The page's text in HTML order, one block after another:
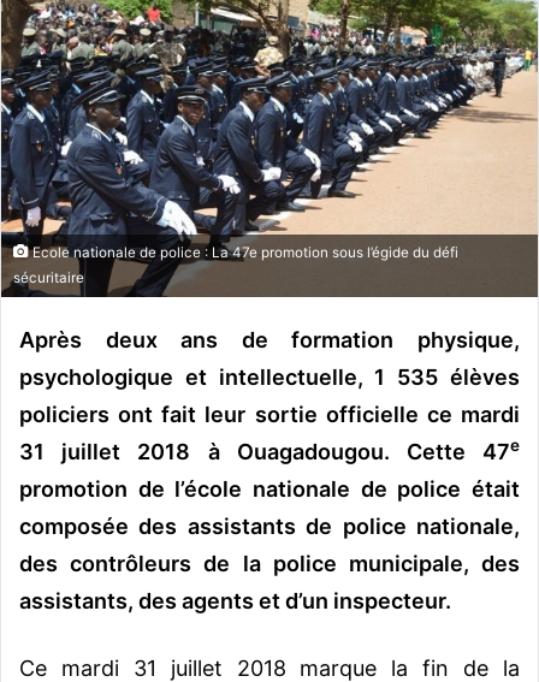
y
e
r
u
n
c
o
u
r
e
Ecole nationale de police : La 47e promotion sous l’égide du défi
sécuritaire
Après deux ans de formation physique,
psychologique et intellectuelle, 1 535 élèves
policiers ont fait leur sortie officielle ce mardi
31 juillet 2018 à Ouagadougou. Cette 47e
promotion de l’école nationale de police était
composée des assistants de police nationale,
des contrôleurs de la police municipale, des
assistants, des agents et d’un inspecteur.
Ce mardi 31 juillet 2018 marque la fin de la